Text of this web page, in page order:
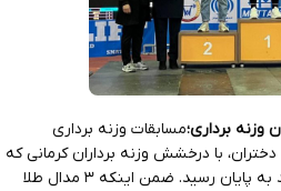
وزنه برداری؛مسابقات وزنه برداری
با درخشش وزنه ‌برداران کرمانی که
موفق به کسب ۷ مدال طلا شدند به پایان رسید. ضمن اینکه ۳ مدال طلا